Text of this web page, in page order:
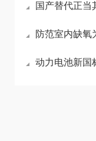
国产替代正当其时，四
防范室内缺氧为什
动力电池新国标正式生效！四方